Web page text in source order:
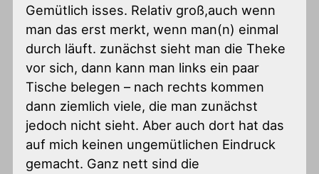
Gemütlich isses. Relativ groß,auch wenn
man das erst merkt, wenn man(n) einmal
durch läuft. zunächst sieht man die Theke
vor sich, dann kann man links ein paar
Tische belegen – nach rechts kommen
dann ziemlich viele, die man zunächst
jedoch nicht sieht. Aber auch dort hat das
auf mich keinen ungemütlichen Eindruck
gemacht. Ganz nett sind die